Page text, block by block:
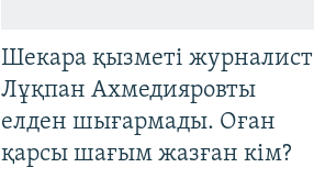
Шекара қызметі журналист
Лұқпан Ахмедияровты
елден шығармады. Оған
қарсы шағым жазған кім?